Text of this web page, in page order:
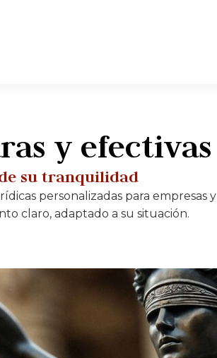
y efectivas
su tranquilidad
personalizadas para empresas y
claro, adaptado a su situación.